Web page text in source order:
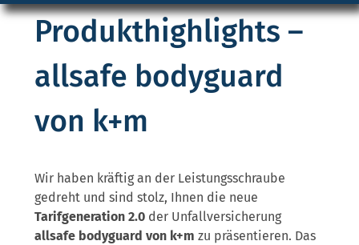
Produkthighlights –
allsafe bodyguard
von k+m
Wir haben kräftig an der Leistungsschraube
gedreht und sind stolz, Ihnen die neue
Tarifgeneration 2.0der Unfallversicherung
allsafe bodyguard von k+m zu präsentieren. Das